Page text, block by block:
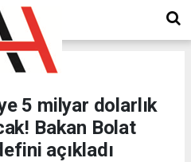
5 milyar dolarlık
Bakan Bolat
açıkladı